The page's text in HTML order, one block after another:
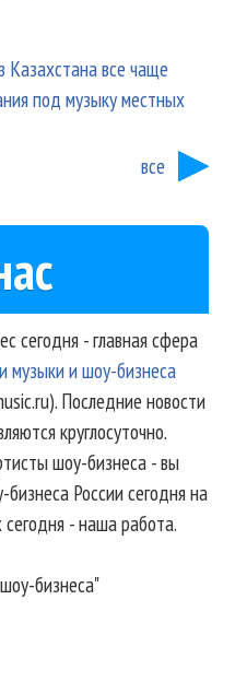
Казахстана все чаще
под музыку местных
все
сегодня - главная сфера
музыки и шоу-бизнеса
Последние новости
круглосуточно.
шоу-бизнеса - вы
России сегодня на
- наша работа.
бизнеса"